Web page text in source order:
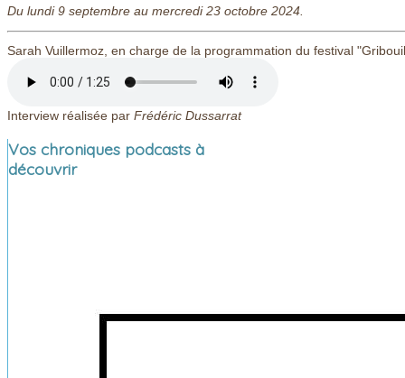
Du lundi 9 septembre au mercredi 23 octobre 2024.
Sarah Vuillermoz, en charge de la programmation du festival
Interview réalisée par Frédéric Dussarrat
Vos chroniques podcasts à
découvrir